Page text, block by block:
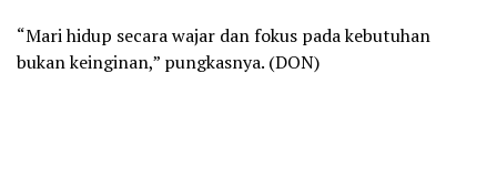
“Mari hidup secara wajar dan fokus pada kebutuhan
bukan keinginan,” pungkasnya. (DON)